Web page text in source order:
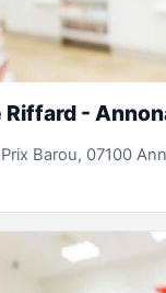
Riffard -
Barou, 07100